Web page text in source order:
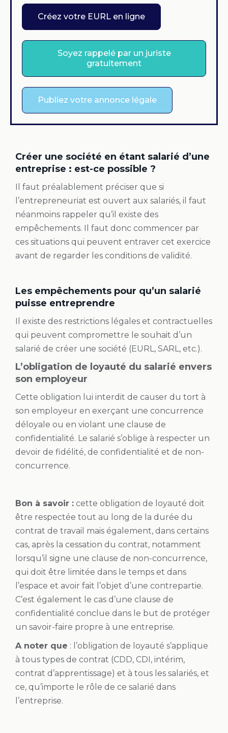
Créez votre EURL en ligne
Soyez rappelé par un juriste
gratuitement
Publiez votre annonce légale
Créer une société en étant salarié d’une
entreprise : est-ce possible ?
Il faut préalablement préciser que si
l’entrepreneuriat est ouvert aux salariés, il faut
néanmoins rappeler qu’il existe des
empêchements. Il faut donc commencer par
ces situations qui peuvent entraver cet exercice
avant de regarder les conditions de validité.
Les empêchements pour qu’un salarié
puisse entreprendre
Il existe des restrictions légales et contractuelles
qui peuvent compromettre le souhait d’un
salarié de créer une société (EURL, SARL, etc.).
L’obligation de loyauté du salarié envers
son employeur
Cette obligation lui interdit de causer du tort à
son employeur en exerçant une concurrence
déloyale ou en violant une clause de
confidentialité. Le salarié s’oblige à respecter un
devoir de fidélité, de confidentialité et de non-
concurrence.
Bon à savoir : cette obligation de loyauté doit
être respectée tout au long de la durée du
contrat de travail mais également, dans certains
cas, après la cessation du contrat, notamment
lorsqu’il signe une clause de non-concurrence,
qui doit être limitée dans le temps et dans
l’espace et avoir fait l’objet d’une contrepartie.
C’est également le cas d’une clause de
confidentialité conclue dans le but de protéger
un savoir-faire propre à une entreprise.
A noter que : l’obligation de loyauté s’applique
à tous types de contrat (CDD, CDI, intérim,
contrat d’apprentissage) et à tous les salariés, et
ce, qu’importe le rôle de ce salarié dans
l’entreprise.